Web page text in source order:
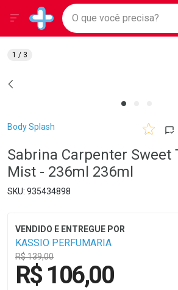
Drogarias Pacheco
Baixe nosso APP e aproveite Ofertas
Ir direto para a home
pela página
Ir direto para o conteúdo
Ir direto para a busca
Ir direto para a conta
Faça a sua busca
O que você precisa?
Menu
Breadcrumb
Body Splash
Sabrina Carpenter Sweet
Mist - 236ml 236ml
935434898
KASSIO PERFUMARIA
R$ 139,00
R$ 106,00
1 / 3